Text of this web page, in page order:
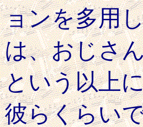
ョンを多用
は、おじさ
という以上
彼らくらい